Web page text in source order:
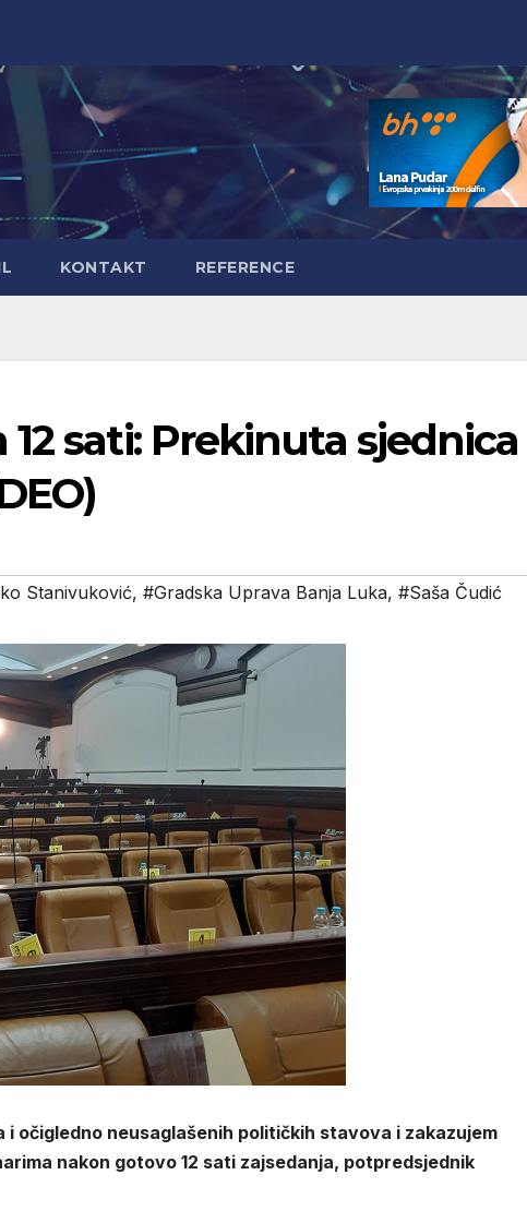
KONTAKT REFERENCE
sati: Prekinuta sjednica
Stanivuković, #Gradska Uprava Banja Luka, #Saša Čudić
očigledno neusaglašenih političkih stavova i zakazujem
nakon gotovo 12 sati zajsedanja, potpredsjednik